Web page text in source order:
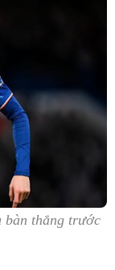
bàn thắng trước